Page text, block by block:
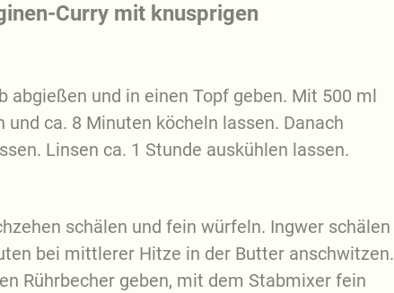
Curry mit knusprigen
abgießen und in einen Topf geben. Mit 500 ml
ca. 8 Minuten köcheln lassen. Danach
Linsen ca. 1 Stunde auskühlen lassen.
schälen und fein würfeln. Ingwer schälen
bei mittlerer Hitze in der Butter anschwitzen.
Rührbecher geben, mit dem Stabmixer fein